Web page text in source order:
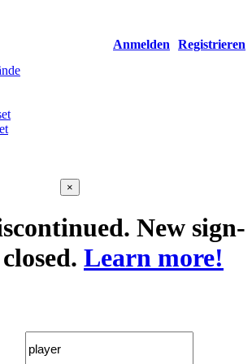
Registrieren
Anmelden
×
New sign-
Learn more!